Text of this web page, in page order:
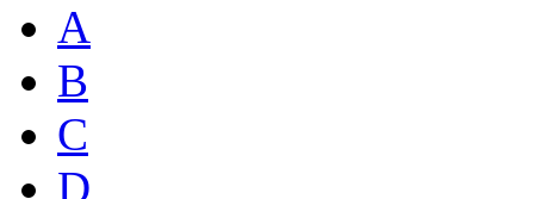
A
B
C
D